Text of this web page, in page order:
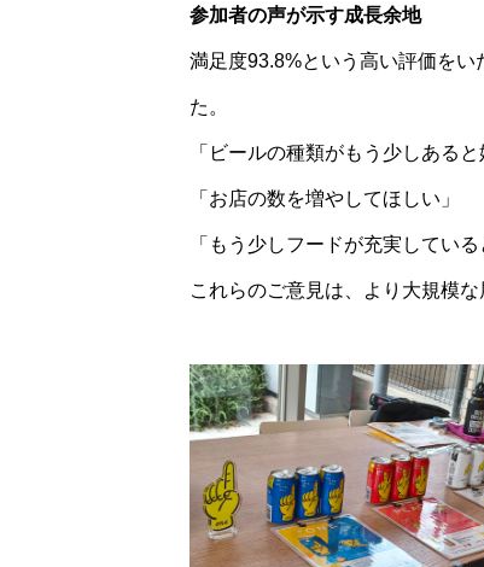
参加者の声が示す成長余地
満足度93.8%という高い評価を
た。
「ビールの種類がもう少しあると
「お店の数を増やしてほしい」
「もう少しフードが充実している
これらのご意見は、より大規模